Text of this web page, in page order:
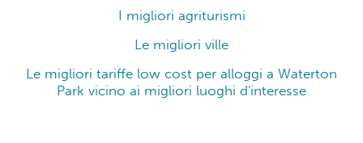
I migliori agriturismi
Le migliori ville
Le migliori tariffe low cost per alloggi a Waterton
Park vicino ai migliori luoghi d'interesse